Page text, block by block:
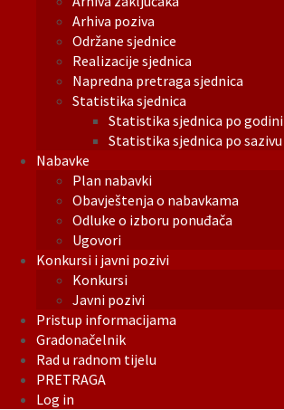
Arhiva poziva
Održane sjednice
Realizacije sjednica
Napredna pretraga sjednica
Statistika sjednica
Statistika sjednica po godini
Statistika sjednica po sazivu
Nabavke
Plan nabavki
Obavještenja o nabavkama
Odluke o izboru ponuđača
Ugovori
Konkursi i javni pozivi
Konkursi
Javni pozivi
Pristup informacijama
Gradonačelnik
Rad u radnom tijelu
PRETRAGA
Log in